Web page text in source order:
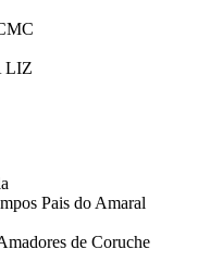
LIZ
Pais do Amaral
de Coruche